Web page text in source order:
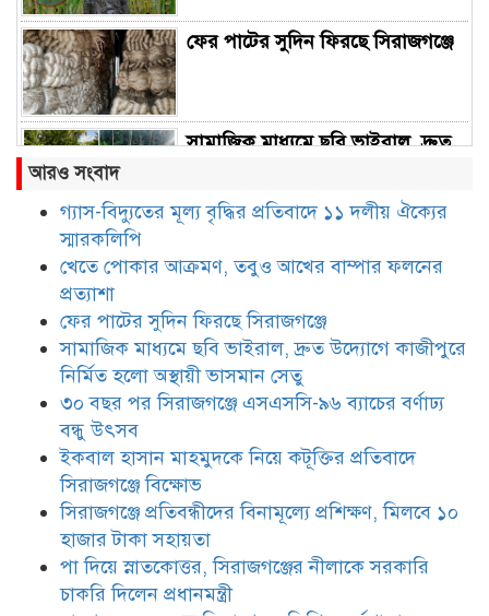
ফের পাটের সুদিন ফিরছে সিরাজগঞ্জে
সামাজিক মাধ্যমে ছবি ভাইরাল, দ্রুত
ব্যাচের বর্ণাঢ্য বন্ধু উৎসব
ইকবাল হাসান মাহমুদকে নিয়ে
কটূক্তির প্রতিবাদে সিরাজগঞ্জে বিক্ষোভ
সিরাজগঞ্জে প্রতিবন্ধীদের বিনামূল্যে
প্রশিক্ষণ, মিলবে ১০ হাজার টাকা
সহায়তা
পা দিয়ে স্নাতকোত্তর, সিরাজগঞ্জের
নীলাকে সরকারি চাকরি দিলেন
প্রধানমন্ত্রী
আরও সংবাদ
গ্যাস-বিদ্যুতের মূল্য বৃদ্ধির প্রতিবাদে ১১ দলীয় ঐক্যের
স্মারকলিপি
খেতে পোকার আক্রমণ, তবুও আখের বাম্পার ফলনের
প্রত্যাশা
ফের পাটের সুদিন ফিরছে সিরাজগঞ্জে
সামাজিক মাধ্যমে ছবি ভাইরাল, দ্রুত উদ্যোগে কাজীপুরে
নির্মিত হলো অস্থায়ী ভাসমান সেতু
৩০ বছর পর সিরাজগঞ্জে এসএসসি-৯৬ ব্যাচের বর্ণাঢ্য
বন্ধু উৎসব
ইকবাল হাসান মাহমুদকে নিয়ে কটূক্তির প্রতিবাদে
সিরাজগঞ্জে বিক্ষোভ
সিরাজগঞ্জে প্রতিবন্ধীদের বিনামূল্যে প্রশিক্ষণ, মিলবে ১০
হাজার টাকা সহায়তা
পা দিয়ে স্নাতকোত্তর, সিরাজগঞ্জের নীলাকে সরকারি
চাকরি দিলেন প্রধানমন্ত্রী